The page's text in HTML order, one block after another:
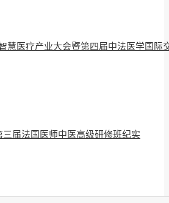
慧医疗产业大会暨第四届中法医学国际
三届法国医师中医高级研修班纪实